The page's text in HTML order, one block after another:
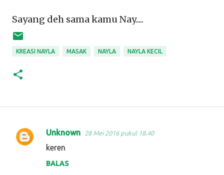
Sayang deh sama kamu Nay.....
KREASI NAYLA MASAK NAYLA NAYLA KECIL
K
Unknown 28 Mei 2016 pukul 18.40
keren
BALAS